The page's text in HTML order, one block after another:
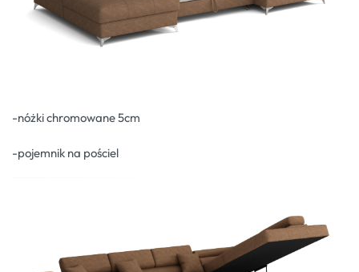
-nóżki chromowane 5cm
-pojemnik na pościel